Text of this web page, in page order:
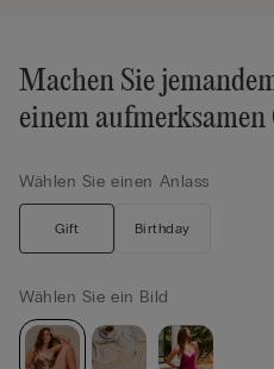
Machen Sie
einem aufmerksamen
Wählen Sie einen Anlass
Gift Birthday
Wählen Sie ein Bild